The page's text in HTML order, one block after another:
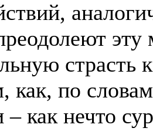
страсть
как, по
– как нечто